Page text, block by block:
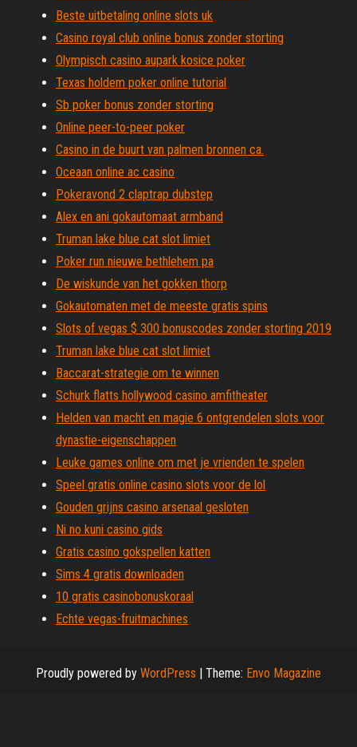
Beste uitbetaling online slots uk
Casino royal club online bonus zonder storting
Olympisch casino aupark kosice poker
Texas holdem poker online tutorial
Sb poker bonus zonder storting
Online peer-to-peer poker
Casino in de buurt van palmen bronnen ca.
Oceaan online ac casino
Pokeravond 2 claptrap dubstep
Alex en ani gokautomaat armband
Truman lake blue cat slot limiet
Poker run nieuwe bethlehem pa
De wiskunde van het gokken thorp
Gokautomaten met de meeste gratis spins
Slots of vegas $ 300 bonuscodes zonder storting 2019
Truman lake blue cat slot limiet
Baccarat-strategie om te winnen
Schurk flatts hollywood casino amfitheater
Helden van macht en magie 6 ontgrendelen slots voor
dynastie-eigenschappen
Leuke games online om met je vrienden te spelen
Speel gratis online casino slots voor de lol
Gouden grijns casino arsenaal gesloten
Ni no kuni casino gids
Gratis casino gokspellen katten
Sims 4 gratis downloaden
10 gratis casinobonuskoraal
Echte vegas-fruitmachines
Proudly powered by WordPress | Theme: Envo Magazine